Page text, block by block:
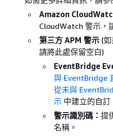
Amazon
CloudWatch 警示，
第三方 APM 警示 (
請將此處保留空白)
EventBridge
與 EventBridge
從未與
示 中建立的自訂
警示識別碼： 提
名稱。